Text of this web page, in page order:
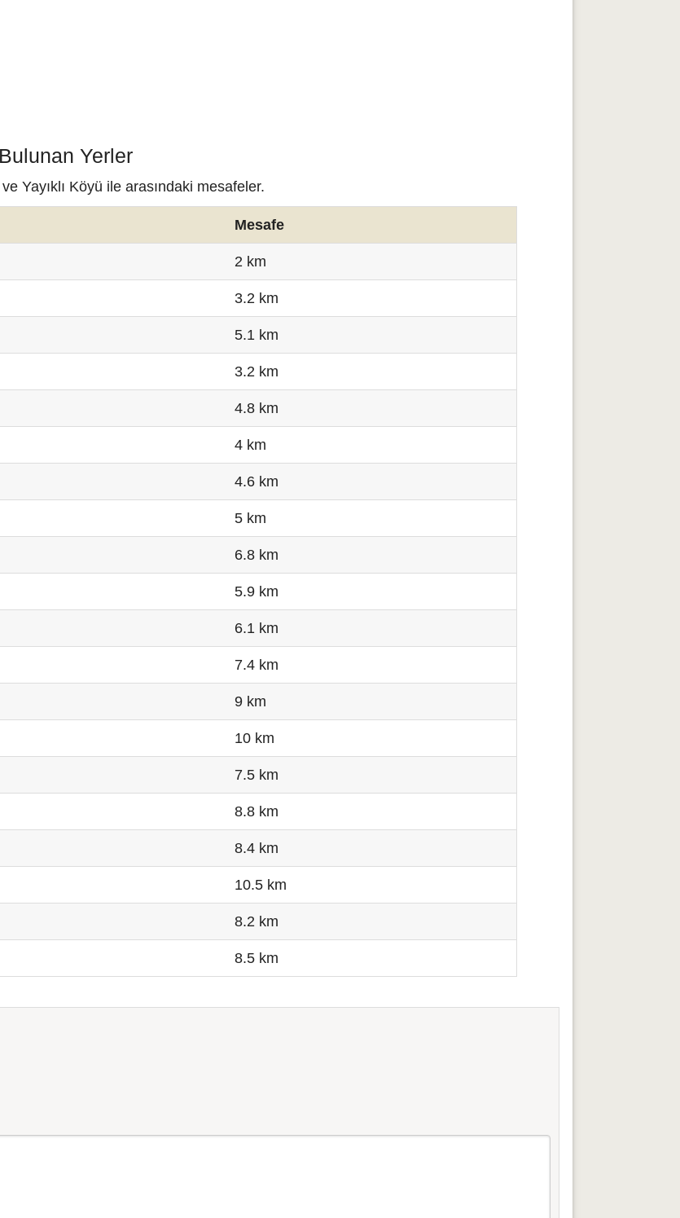
Yerler
Yayıklı Köyü ile arasındaki mesafeler.
Mesafe
2 km
3.2 km
5.1 km
3.2 km
4.8 km
4 km
4.6 km
5 km
6.8 km
5.9 km
6.1 km
7.4 km
9 km
10 km
7.5 km
8.8 km
8.4 km
10.5 km
8.2 km
8.5 km